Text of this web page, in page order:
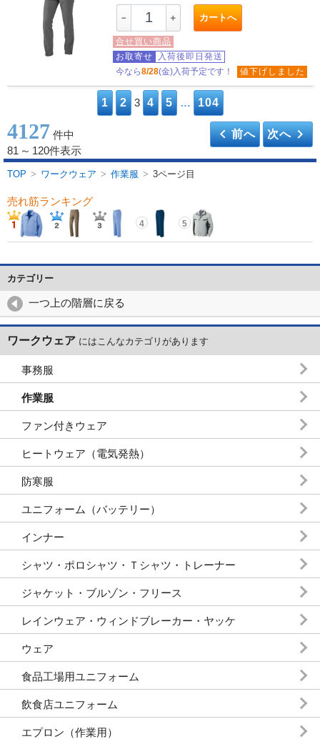
－ ＋ カートへ
合せ買い商品
お取寄せ
入荷後即日発送
今なら8/28(金)入荷予定です！ 値下げしました
1 2 3 4 5 … 104
4127 件中
81 ～ 120件表示
keyboard_arrow_left前へ 次へkeyboard_arrow_right
TOP > ワークウェア > 作業服 > 3ページ目
売れ筋ランキング
4 5
カテゴリー
一つ上の階層に戻る
ワークウェア にはこんなカテゴリがあります
事務服
作業服
ファン付きウェア
ヒートウェア（電気発熱）
防寒服
ユニフォーム（バッテリー）
インナー
シャツ・ポロシャツ・Ｔシャツ・トレーナー
ジャケット・ブルゾン・フリース
レインウェア・ウィンドブレーカー・ヤッケ
ウェア
食品工場用ユニフォーム
飲食店ユニフォーム
エプロン（作業用）